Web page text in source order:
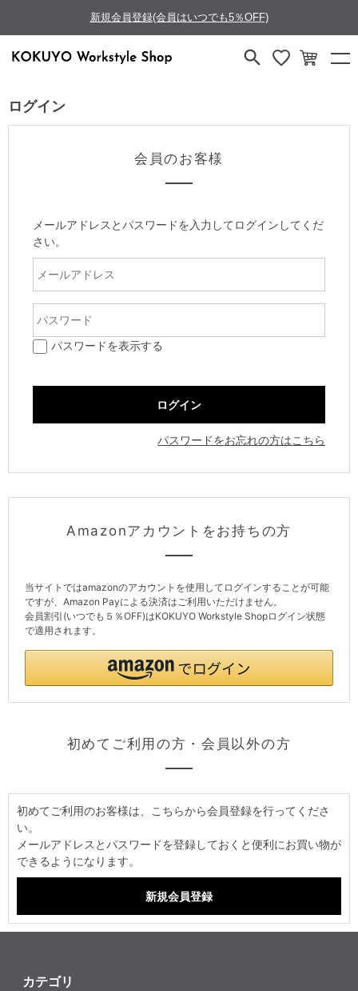
新規会員登録(会員はいつでも5％OFF)
ログイン
会員のお客様
メールアドレスとパスワードを入力してログインしてくだ
さい。
パスワードを表示する
パスワードをお忘れの方はこちら
Amazonアカウントをお持ちの方
初めてご利用の方・会員以外の方
初めてご利用のお客様は、こちらから会員登録を行ってくださ
い。
メールアドレスとパスワードを登録しておくと便利にお買い物が
できるようになります。
カテゴリ